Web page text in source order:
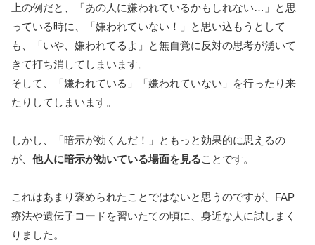
上の例だと、「あの人に嫌われているかもしれない…」と思
っている時に、「嫌われていない！」と思い込もうとして
も、「いや、嫌われてるよ」と無自覚に反対の思考が湧いて
きて打ち消してしまいます。
そして、「嫌われている」「嫌われていない」を行ったり来
たりしてしまいます。
しかし、「暗示が効くんだ！」ともっと効果的に思えるの
が、 他人に暗示が効いている場面を見ることです。
これはあまり褒められたことではないと思うのですが、FAP
療法や遺伝子コードを習いたての頃に、身近な人に試しまく
りました。